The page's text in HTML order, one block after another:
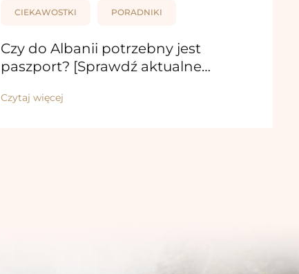
CIEKAWOSTKI PORADNIKI
Czy do Albanii potrzebny jest
paszport? [Sprawdź aktualne…
Czytaj więcej